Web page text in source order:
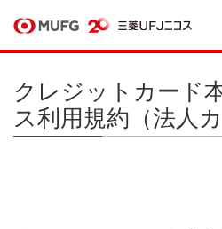
クレジットカード
ス利用規約（法人カ